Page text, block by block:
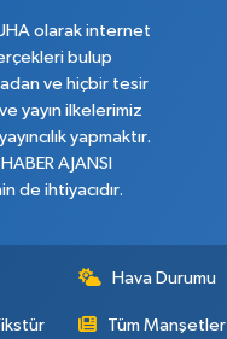
olarak internet
bulup
ve hiçbir tesir
yayın ilkelerimiz
yapmaktır.
AJANSI
de ihtiyacıdır.
Hava Durumu
Tüm Manşetler